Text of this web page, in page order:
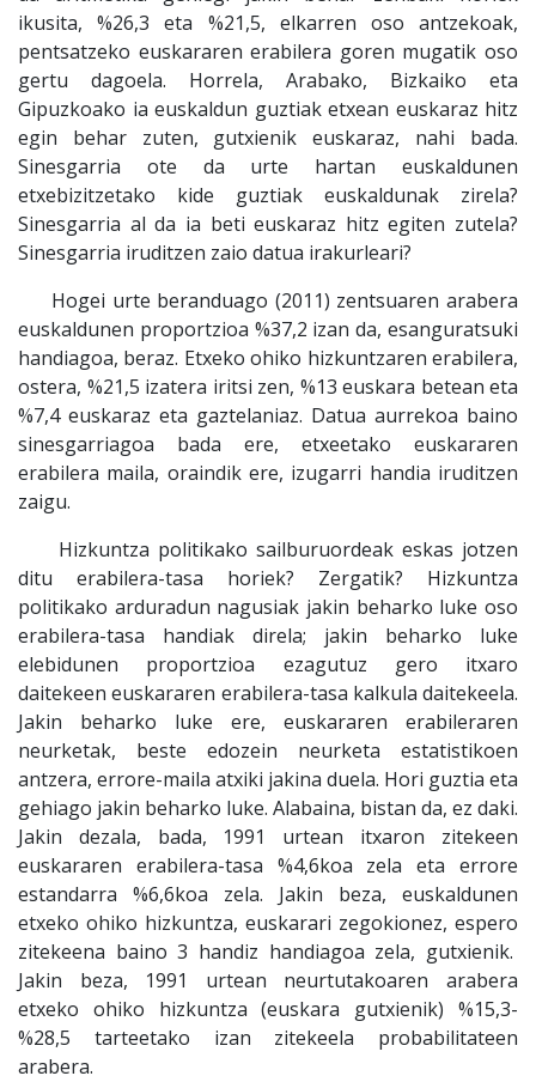
ikusita, %26,3 eta %21,5, elkarren oso antzekoak,
pentsatzeko euskararen erabilera goren mugatik oso
gertu dagoela. Horrela, Arabako, Bizkaiko eta
Gipuzkoako ia euskaldun guztiak etxean euskaraz hitz
egin behar zuten, gutxienik euskaraz, nahi bada.
Sinesgarria ote da urte hartan euskaldunen
etxebizitzetako kide guztiak euskaldunak zirela?
Sinesgarria al da ia beti euskaraz hitz egiten zutela?
Sinesgarria iruditzen zaio datua irakurleari?
Hogei urte beranduago (2011) zentsuaren arabera
euskaldunen proportzioa %37,2 izan da, esanguratsuki
handiagoa, beraz. Etxeko ohiko hizkuntzaren erabilera,
ostera, %21,5 izatera iritsi zen, %13 euskara betean eta
%7,4 euskaraz eta gaztelaniaz. Datua aurrekoa baino
sinesgarriagoa bada ere, etxeetako euskararen
erabilera maila, oraindik ere, izugarri handia iruditzen
zaigu.
Hizkuntza politikako sailburuordeak eskas jotzen
ditu erabilera-tasa horiek? Zergatik? Hizkuntza
politikako arduradun nagusiak jakin beharko luke oso
erabilera-tasa handiak direla; jakin beharko luke
elebidunen proportzioa ezagutuz gero itxaro
daitekeen euskararen erabilera-tasa kalkula daitekeela.
Jakin beharko luke ere, euskararen erabileraren
neurketak, beste edozein neurketa estatistikoen
antzera, errore-maila atxiki jakina duela. Hori guztia eta
gehiago jakin beharko luke. Alabaina, bistan da, ez daki.
Jakin dezala, bada, 1991 urtean itxaron zitekeen
euskararen erabilera-tasa %4,6koa zela eta errore
estandarra %6,6koa zela. Jakin beza, euskaldunen
etxeko ohiko hizkuntza, euskarari zegokionez, espero
zitekeena baino 3 handiz handiagoa zela, gutxienik.
Jakin beza, 1991 urtean neurtutakoaren arabera
etxeko ohiko hizkuntza (euskara gutxienik) %15,3-
%28,5 tarteetako izan zitekeela probabilitateen
arabera.